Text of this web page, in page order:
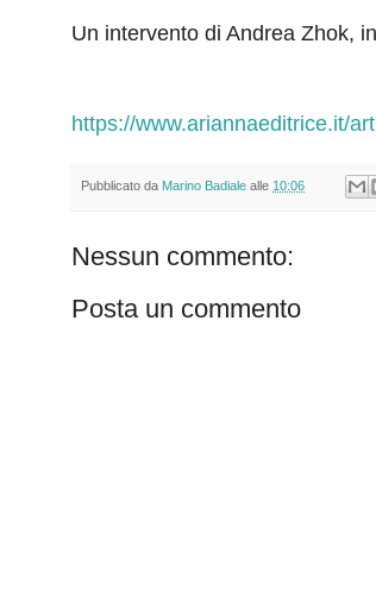
Un intervento di Andrea Zhok,
https://www.ariannaeditrice.it/
Pubblicato da Marino Badiale alle 10:06
Nessun commento:
Posta un commento